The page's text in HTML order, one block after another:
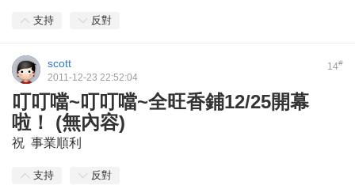
支持 反對
14#
scott
2011-12-23 22:52:04
叮叮噹~叮叮噹~全旺香鋪12/25開幕
啦！ (無內容)
祝 事業順利
支持 反對